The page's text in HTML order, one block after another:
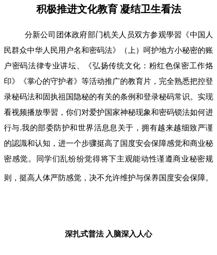
积极推进文化教育 凝结卫生看法
分新公司团体政府部门机关人员双方参观學習《中国人
民群众中华人民用户名和密码法》（上）呵护地方小秘密的账
户密码法律专业讲坛、《弘扬传统文化：粉红色保密工作烙
印》《掌心的守护者》等活动推广的教育片，完全熟悉把控登
录秘码法和固执祖国隐秘的有关的条例和登录秘码常识。实现
看视频播放學習，你们对爱护国家神秘现象和密码锁法如何进
行与.我的部委防护和世界活息息关于，拥有越来越细致严谨
的認識和认知，进一个步骤挺高了国度安会保障感觉和商业秘
密感觉。同学们乱纷纷觉得将下主观能动性谨遵商业秘密规
则，挺高人体严防感觉，决不允许维护与保养国度安会保障。
深扎式普法 入脑深入人心